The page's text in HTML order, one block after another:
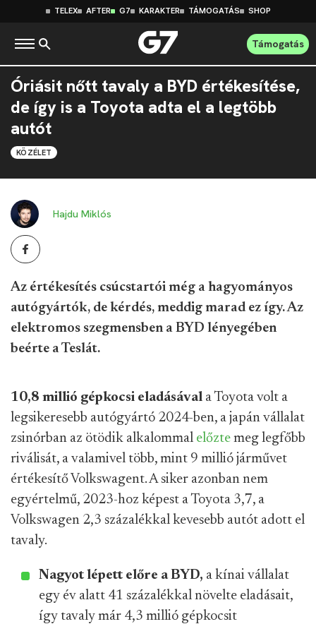
TELEX AFTER G7 KARAKTER TÁMOGATÁS SHOP
Támogatás
Óriásit nőtt tavaly a BYD értékesítése,
de így is a Toyota adta el a legtöbb
autót
KÖZÉLET
Hajdu Miklós
Az értékesítés csúcstartói még a hagyományos
autógyártók, de kérdés, meddig marad ez így. Az
elektromos szegmensben a BYD lényegében
beérte a Teslát.
10,8 millió gépkocsi eladásával a Toyota volt a
legsikeresebb autógyártó 2024-ben, a japán vállalat
zsinórban az ötödik alkalommal előzte meg legfőbb
riválisát, a valamivel több, mint 9 millió járművet
értékesítő Volkswagent. A siker azonban nem
egyértelmű, 2023-hoz képest a Toyota 3,7, a
Volkswagen 2,3 százalékkal kevesebb autót adott el
tavaly.
Nagyot lépett előre a BYD, a kínai vállalat
egy év alatt 41 százalékkal növelte eladásait,
így tavaly már 4,3 millió gépkocsit